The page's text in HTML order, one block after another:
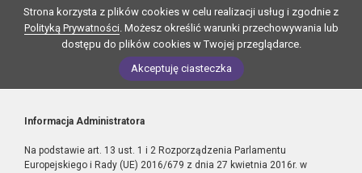
Strona korzysta z plików cookies w celu realizacji usług i zgodnie z
Polityką Prywatności. Możesz określić warunki przechowywania lub
dostępu do plików cookies w Twojej przeglądarce.
Akceptuję ciasteczka
Informacja Administratora
Na podstawie art. 13 ust. 1 i 2 Rozporządzenia Parlamentu
Europejskiego i Rady (UE) 2016/679 z dnia 27 kwietnia 2016r. w